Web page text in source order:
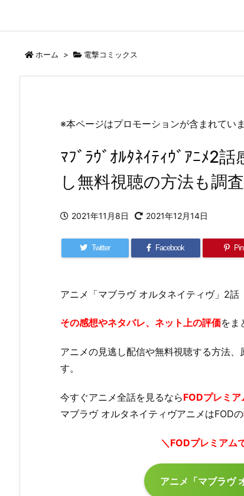
ホーム > 電撃コミックス
※本ページはプロモーションが含まれてい
ﾏﾌﾞﾗｳﾞｵﾙﾀﾈｲﾃｨｳﾞｱﾆﾒ2
し無料視聴の方法も調
2021年11月8日 2021年12月14日
Twitter Facebook
アニメ「マブラヴ オルタネイティヴ」2話
その感想やネタバレ、ネット上の評価をま
アニメの見逃し配信や無料視聴する方法
す。
今すぐアニメ全話を見るならFODプレミ
マブラヴ オルタネイティヴアニメはFODの
＼FODプレミアム
アニメ「マブラヴ